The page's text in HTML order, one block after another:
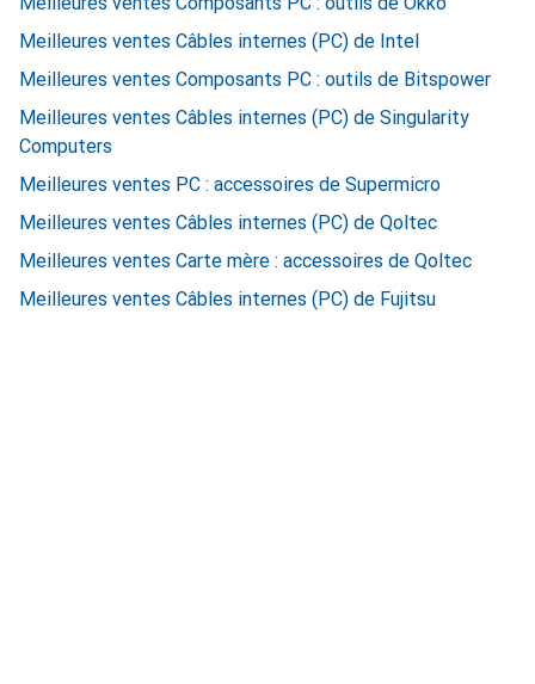
Meilleures ventes Câbles internes (PC) de Intel
Meilleures ventes Composants PC : outils de Bitspower
Meilleures ventes Câbles internes (PC) de Singularity
Computers
Meilleures ventes PC : accessoires de Supermicro
Meilleures ventes Câbles internes (PC) de Qoltec
Meilleures ventes Carte mère : accessoires de Qoltec
Meilleures ventes Câbles internes (PC) de Fujitsu